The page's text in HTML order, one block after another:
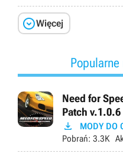
Więcej
Need for
Patch v.1.0.6
 MODY DO
Pobrań: 3.3K